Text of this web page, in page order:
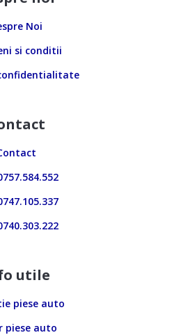
Noi
si conditii
utile
piese auto
piese auto